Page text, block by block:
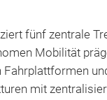
fünf zentrale
Mobilität
Fahrplattformen
mit